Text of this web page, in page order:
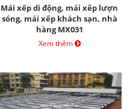
Mái xếp di động, mái xếp lượn
sóng, mái xếp khách sạn, nhà
hàng MX031
Xem thêm